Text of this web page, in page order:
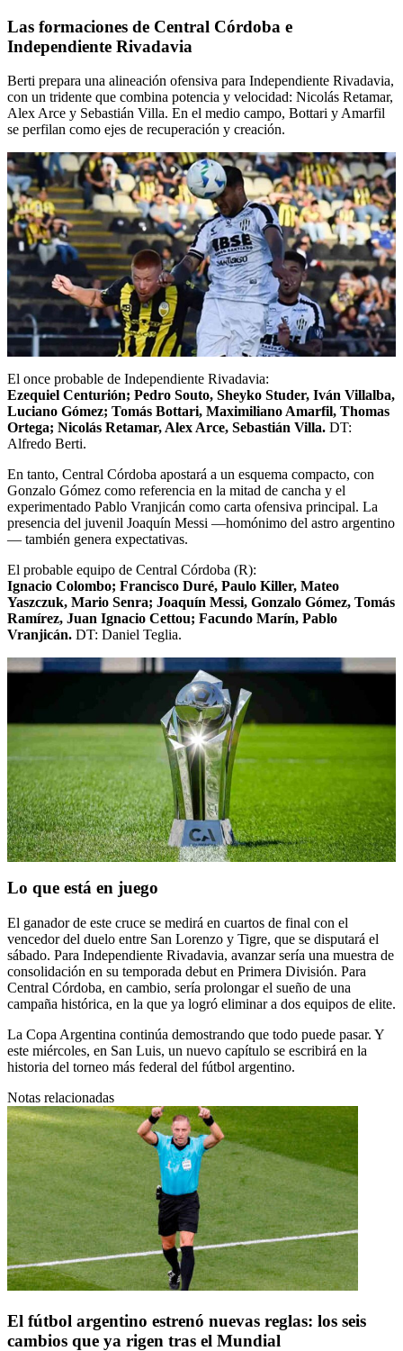
Las formaciones de Central Córdoba e
Independiente Rivadavia
Berti prepara una alineación ofensiva para Independiente Rivadavia,
con un tridente que combina potencia y velocidad: Nicolás Retamar,
Alex Arce y Sebastián Villa. En el medio campo, Bottari y Amarfil
se perfilan como ejes de recuperación y creación.
El once probable de Independiente Rivadavia:
Ezequiel Centurión; Pedro Souto, Sheyko Studer, Iván Villalba,
Luciano Gómez; Tomás Bottari, Maximiliano Amarfil, Thomas
Ortega; Nicolás Retamar, Alex Arce, Sebastián Villa. DT:
Alfredo Berti.
En tanto, Central Córdoba apostará a un esquema compacto, con
Gonzalo Gómez como referencia en la mitad de cancha y el
experimentado Pablo Vranjicán como carta ofensiva principal. La
presencia del juvenil Joaquín Messi —homónimo del astro argentino
— también genera expectativas.
El probable equipo de Central Córdoba (R):
Ignacio Colombo; Francisco Duré, Paulo Killer, Mateo
Yaszczuk, Mario Senra; Joaquín Messi, Gonzalo Gómez, Tomás
Ramírez, Juan Ignacio Cettou; Facundo Marín, Pablo
Vranjicán. DT: Daniel Teglia.
Lo que está en juego
El ganador de este cruce se medirá en cuartos de final con el
vencedor del duelo entre San Lorenzo y Tigre, que se disputará el
sábado. Para Independiente Rivadavia, avanzar sería una muestra de
consolidación en su temporada debut en Primera División. Para
Central Córdoba, en cambio, sería prolongar el sueño de una
campaña histórica, en la que ya logró eliminar a dos equipos de elite.
La Copa Argentina continúa demostrando que todo puede pasar. Y
este miércoles, en San Luis, un nuevo capítulo se escribirá en la
historia del torneo más federal del fútbol argentino.
Notas relacionadas
El fútbol argentino estrenó nuevas reglas: los seis
cambios que ya rigen tras el Mundial